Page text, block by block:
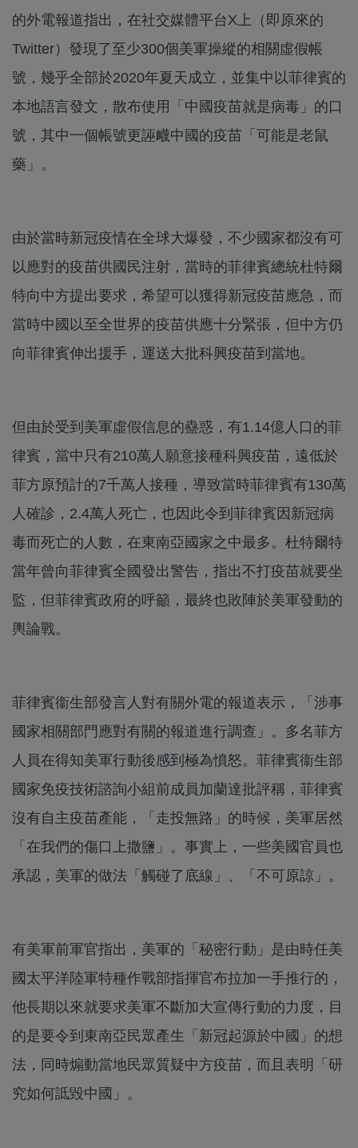
的外電報道指出，在社交媒體平台X上（即原來的
Twitter）發現了至少300個美軍操縱的相關虛假帳
號，幾乎全部於2020年夏天成立，並集中以菲律賓的
本地語言發文，散布使用「中國疫苗就是病毒」的口
號，其中一個帳號更誣衊中國的疫苗「可能是老鼠
藥」。
由於當時新冠疫情在全球大爆發，不少國家都沒有可
以應對的疫苗供國民注射，當時的菲律賓總統杜特爾
特向中方提出要求，希望可以獲得新冠疫苗應急，而
當時中國以至全世界的疫苗供應十分緊張，但中方仍
向菲律賓伸出援手，運送大批科興疫苗到當地。
但由於受到美軍虛假信息的蠱惑，有1.14億人口的菲
律賓，當中只有210萬人願意接種科興疫苗，遠低於
菲方原預計的7千萬人接種，導致當時菲律賓有130萬
人確診，2.4萬人死亡，也因此令到菲律賓因新冠病
毒而死亡的人數，在東南亞國家之中最多。杜特爾特
當年曾向菲律賓全國發出警告，指出不打疫苗就要坐
監，但菲律賓政府的呼籲，最終也敗陣於美軍發動的
輿論戰。
菲律賓衞生部發言人對有關外電的報道表示，「涉事
國家相關部門應對有關的報道進行調查」。多名菲方
人員在得知美軍行動後感到極為憤怒。菲律賓衞生部
國家免疫技術諮詢小組前成員加蘭達批評稱，菲律賓
沒有自主疫苗產能，「走投無路」的時候，美軍居然
「在我們的傷口上撒鹽」。事實上，一些美國官員也
承認，美軍的做法「觸碰了底線」、「不可原諒」。
有美軍前軍官指出，美軍的「秘密行動」是由時任美
國太平洋陸軍特種作戰部指揮官布拉加一手推行的，
他長期以來就要求美軍不斷加大宣傳行動的力度，目
的是要令到東南亞民眾產生「新冠起源於中國」的想
法，同時煽動當地民眾質疑中方疫苗，而且表明「研
究如何詆毀中國」。